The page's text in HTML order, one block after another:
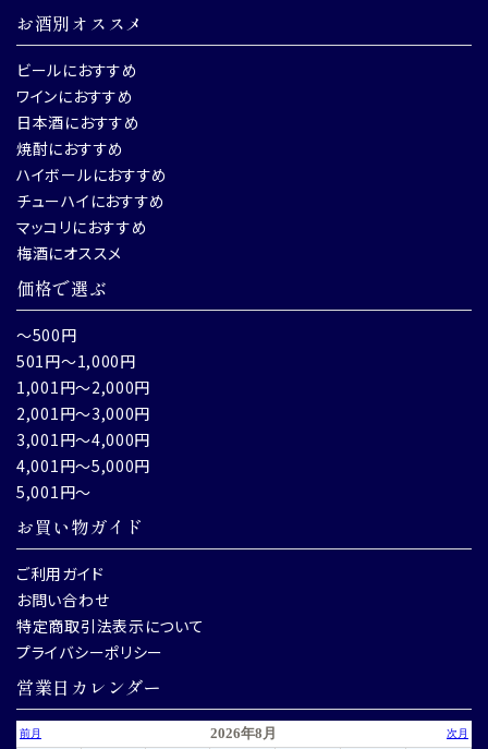
お酒別オススメ
ビールにおすすめ
ワインにおすすめ
日本酒におすすめ
焼酎におすすめ
ハイボールにおすすめ
チューハイにおすすめ
マッコリにおすすめ
梅酒にオススメ
価格で選ぶ
～500円
501円～1,000円
1,001円～2,000円
2,001円～3,000円
3,001円～4,000円
4,001円～5,000円
5,001円～
お買い物ガイド
ご利用ガイド
お問い合わせ
特定商取引法表示について
プライバシーポリシー
営業日カレンダー